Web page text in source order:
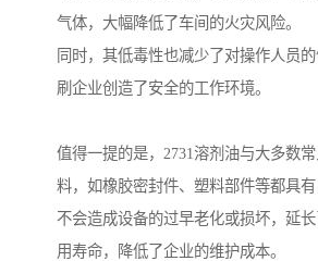
气体，大幅降低了车间的火灾风险。
同时，其低毒性也减少了对操作人员
刷企业创造了安全的工作环境。
值得一提的是，2731溶剂油与大多数
料，如橡胶密封件、塑料部件等都具有
不会造成设备的过早老化或损坏，延
用寿命，降低了企业的维护成本。